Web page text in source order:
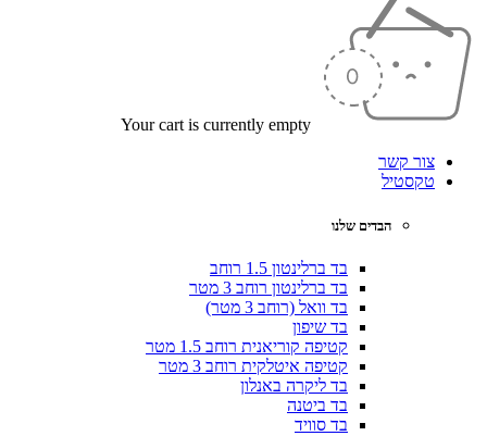
Your cart is currently empty
צור קשר
טקסטיל
הבדים שלנו
בד ברלינטון 1.5 רוחב
בד ברלינטון רוחב 3 מטר
בד וואל (רוחב 3 מטר)
בד שיפון
קטיפה קוריאנית רוחב 1.5 מטר
קטיפה איטלקית רוחב 3 מטר
בד ליקרה באנלון
בד ביטנה
בד סוויד